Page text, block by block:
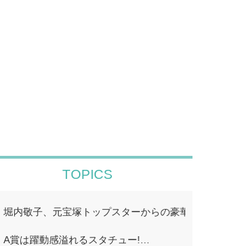
TOPICS
堀内敬子、元宝塚トップスターからの豪華差し入れ披
A賞は躍動感溢れるスタチュー!…